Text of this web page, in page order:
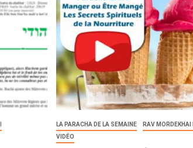
LA PARACHA DE LA SEMAINE
RAV MORDEKHAI
VIDÉO